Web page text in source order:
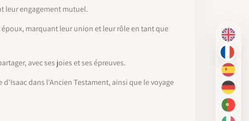
EN
FR
ES
DE
PT-BR
leur engagement mutuel.
marquant leur union et leur rôle en tant que
avec ses joies et ses épreuves.
dans l'Ancien Testament, ainsi que le voyage